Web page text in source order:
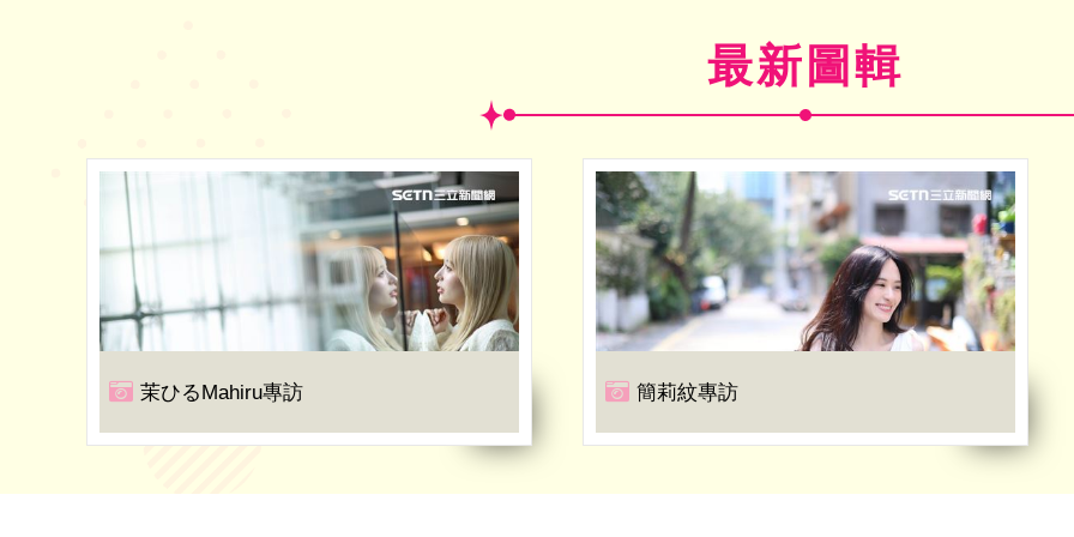
最新圖輯
茉ひるMahiru專訪 簡莉紋專訪